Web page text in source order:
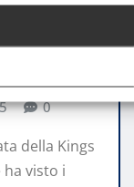
giornata di
0
della Kings
visto i